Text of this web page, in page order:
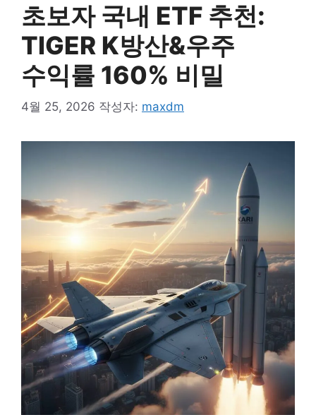
초보자 국내 ETF 추천:
TIGER K방산&우주
수익률 160% 비밀
4월 25, 2026 작성자: maxdm